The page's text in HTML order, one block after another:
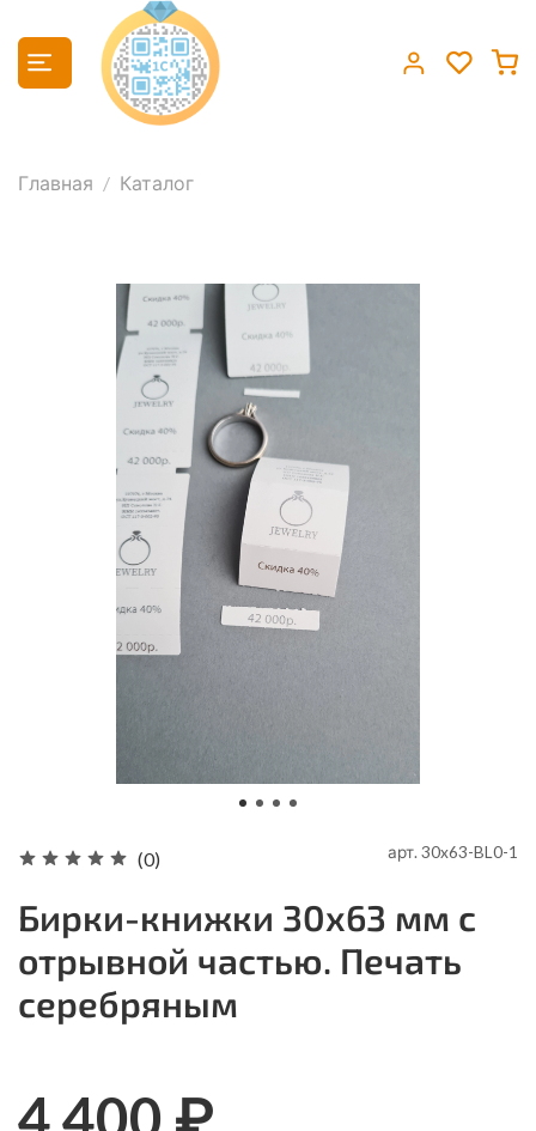
Главная Каталог
(0) арт. 30x63-BL0-1
Бирки-книжки 30х63 мм с
отрывной частью. Печать
серебряным
4 400 ₽